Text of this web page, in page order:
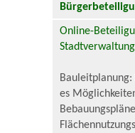
Online-
Stadtverwaltung
es